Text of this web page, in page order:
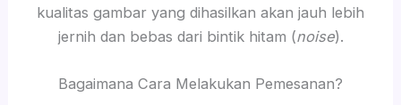
kualitas gambar yang dihasilkan akan jauh lebih
jernih dan bebas dari bintik hitam (noise).
Bagaimana Cara Melakukan Pemesanan?